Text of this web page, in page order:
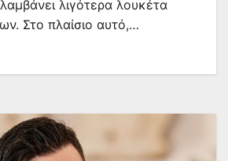
λιγότερα λουκέτα
Στο πλαίσιο αυτό,…